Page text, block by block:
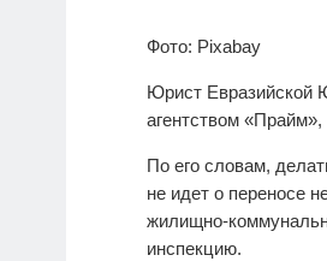
Фото: Pixabay
Юрист Евразийской
агентством «Прайм»,
По его словам,
не идет о переносе
жилищно-
инспекцию.